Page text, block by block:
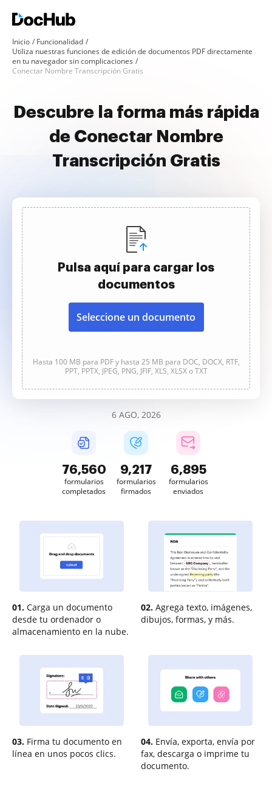
Inicio
Funcionalidad
Utiliza nuestras funciones de edición de documentos PDF directamente
en tu navegador sin complicaciones
Conectar Nombre Transcripción Gratis
Descubre la forma más rápida
de Conectar Nombre
Transcripción Gratis
Pulsa aquí para cargar los
documentos
Seleccione un documento
Hasta 100 MB para PDF y hasta 25 MB para DOC, DOCX, RTF,
PPT, PPTX, JPEG, PNG, JFIF, XLS, XLSX o TXT
6 AGO, 2026
76,560
formularios
completados
9,217
formularios
firmados
6,895
formularios
enviados
01. Carga un documento
desde tu ordenador o
almacenamiento en la nube.
02. Agrega texto, imágenes,
dibujos, formas, y más.
03. Firma tu documento en
línea en unos pocos clics.
04. Envía, exporta, envía por
fax, descarga o imprime tu
documento.